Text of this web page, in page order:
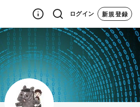
ログイン 新規登録